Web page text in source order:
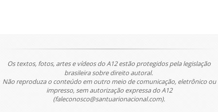
Os textos, fotos, artes e vídeos do A12 estão protegidos pela legislação
brasileira sobre direito autoral.
Não reproduza o conteúdo em outro meio de comunicação, eletrônico ou
impresso, sem autorização expressa do A12
(faleconosco@santuarionacional.com).